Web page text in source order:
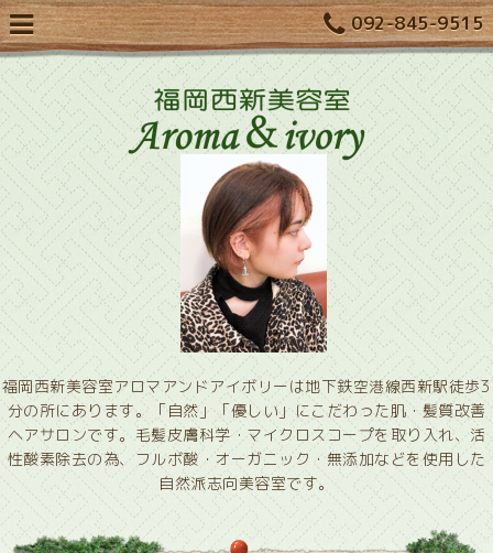
092-845-9515
福岡西新美容室アロマアンドアイボリーは地下鉄空港線西新駅徒歩3
分の所にあります。「自然」「優しい」にこだわった肌・髪質改善
ヘアサロンです。毛髪皮膚科学・マイクロスコープを取り入れ、活
性酸素除去の為、フルボ酸・オーガニック・無添加などを使用した
自然派志向美容室です。